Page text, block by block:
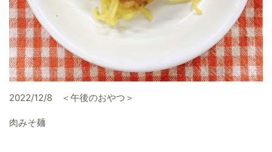
2022/12/8 ＜午後のおやつ＞
肉みそ麺